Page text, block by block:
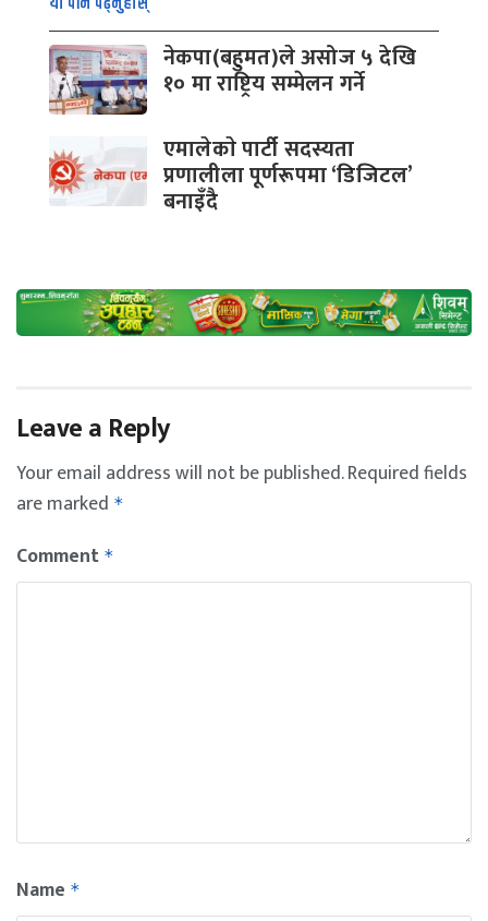
नेकपा(बहुमत)ले असोज ५ देखि
१० मा राष्ट्रिय सम्मेलन गर्ने
एमालेकाे पार्टी सदस्यता
प्रणालीला पूर्णरूपमा ‘डिजिटल’
बनाइँदै
Leave a Reply
Your email address will not be published.Required fields
are marked *
Comment *
Name *